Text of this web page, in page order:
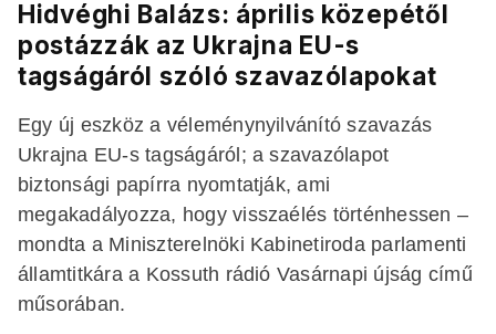
Hidvéghi Balázs: április közepétől
postázzák az Ukrajna EU-s
tagságáról szóló szavazólapokat
Egy új eszköz a véleménynyilvánító szavazás
Ukrajna EU-s tagságáról; a szavazólapot
biztonsági papírra nyomtatják, ami
megakadályozza, hogy visszaélés történhessen –
mondta a Miniszterelnöki Kabinetiroda parlamenti
államtitkára a Kossuth rádió Vasárnapi újság című
műsorában.